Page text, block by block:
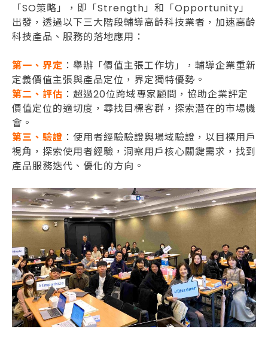
「SO策略」，即「Strength」和「Opportunity」
出發，透過以下三大階段輔導高齡科技業者，加速高齡
科技產品、服務的落地應用：
第一、界定 ：舉辦「價值主張工作坊」，輔導企業重新
定義價值主張與產品定位，界定獨特優勢。
第二、評估 ：超過20位跨域專家顧問，協助企業評定
價值定位的適切度，尋找目標客群，探索潛在的市場機
會。
第三、驗證 ：使用者經驗驗證與場域驗證，以目標用戶
視角，探索使用者經驗，洞察用戶核心關鍵需求，找到
產品服務迭代、優化的方向。